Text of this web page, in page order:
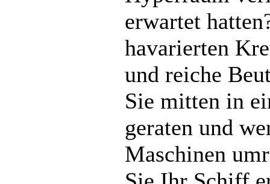
erwartet
havarierten
und reiche
Sie mitten in
geraten und
Maschinen